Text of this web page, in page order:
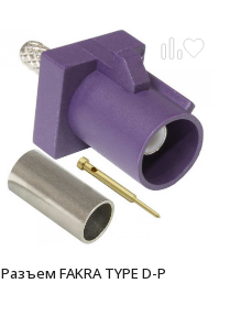
Разъем FAKRA TYPE D-P